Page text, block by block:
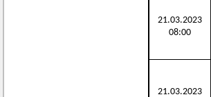
21.03.2023
08:00
21.03.2023